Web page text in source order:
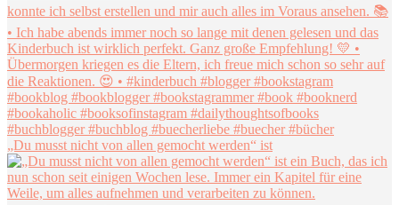
„Du musst nicht von allen gemocht werden“ ist